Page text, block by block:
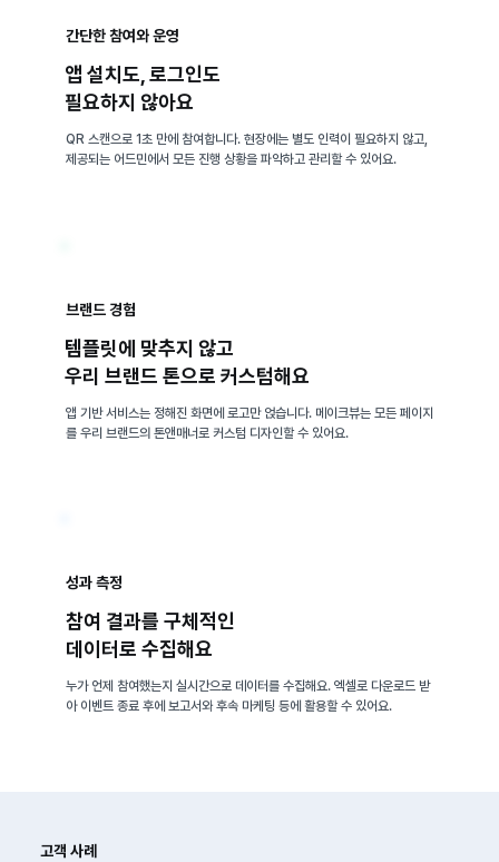
간단한 참여와 운영
앱 설치도, 로그인도
필요하지 않아요
QR 스캔으로 1초 만에 참여합니다. 현장에는 별도 인력이 필요하지 않고,
제공되는 어드민에서 모든 진행 상황을 파악하고 관리할 수 있어요.
브랜드 경험
템플릿에 맞추지 않고
​우리 브랜드 톤으로 커스텀해요
앱 기반 서비스는 정해진 화면에 로고만 얹습니다. 메이크뷰는 모든 페이지
를 우리 브랜드의 톤앤매너로 커스텀 디자인할 수 있어요.
성과 측정
참여 결과를 구체적인
​데이터로 수집해요
누가 언제 참여했는지 실시간으로 데이터를 수집해요. 엑셀로 다운로드 받
아 이벤트 종료 후에 보고서와 후속 마케팅 등에 활용할 수 있어요.
고객 사례